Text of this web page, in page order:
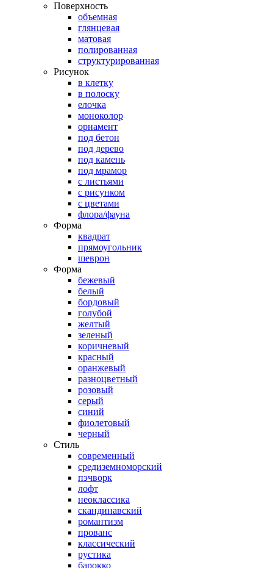
Поверхность
объемная
глянцевая
матовая
полированная
структурированная
Рисунок
в клетку
в полоску
елочка
моноколор
орнамент
под бетон
под дерево
под камень
под мрамор
с листьями
с рисунком
с цветами
флора/фауна
Форма
квадрат
прямоугольник
шеврон
Форма
бежевый
белый
бордовый
голубой
желтый
зеленый
коричневый
красный
оранжевый
разноцветный
розовый
серый
синий
фиолетовый
черный
Стиль
современный
средиземноморский
пэчворк
лофт
неоклассика
скандинавский
романтизм
прованс
классический
рустика
барокко